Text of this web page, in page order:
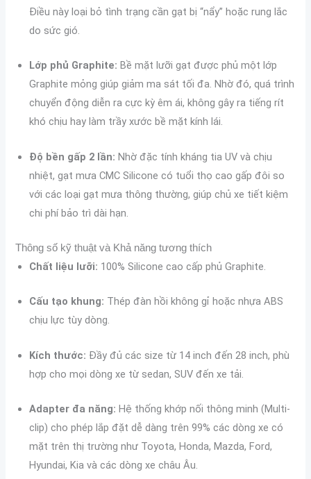
Điều này loại bỏ tình trạng cần gạt bị “nẩy” hoặc rung lắc
do sức gió.
Lớp phủ Graphite: Bề mặt lưỡi gạt được phủ một lớp
Graphite mỏng giúp giảm ma sát tối đa. Nhờ đó, quá trình
chuyển động diễn ra cực kỳ êm ái, không gây ra tiếng rít
khó chịu hay làm trầy xước bề mặt kính lái.
Độ bền gấp 2 lần: Nhờ đặc tính kháng tia UV và chịu
nhiệt, gạt mưa CMC Silicone có tuổi thọ cao gấp đôi so
với các loại gạt mưa thông thường, giúp chủ xe tiết kiệm
chi phí bảo trì dài hạn.
Thông số kỹ thuật và Khả năng tương thích
Chất liệu lưỡi: 100% Silicone cao cấp phủ Graphite.
Cấu tạo khung: Thép đàn hồi không gỉ hoặc nhựa ABS
chịu lực tùy dòng.
Kích thước: Đầy đủ các size từ 14 inch đến 28 inch, phù
hợp cho mọi dòng xe từ sedan, SUV đến xe tải.
Adapter đa năng: Hệ thống khớp nối thông minh (Multi-
clip) cho phép lắp đặt dễ dàng trên 99% các dòng xe có
mặt trên thị trường như Toyota, Honda, Mazda, Ford,
Hyundai, Kia và các dòng xe châu Âu.